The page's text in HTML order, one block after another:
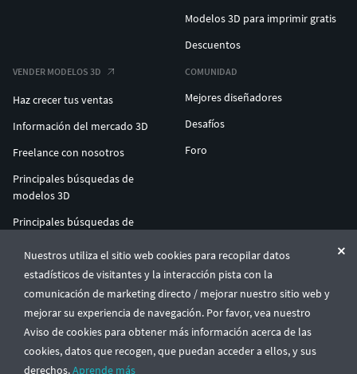
Nuestros utiliza el sitio web cookies para recopilar datos
estadísticos de visitantes y la interacción pista con la
comunicación de marketing directo / mejorar nuestro sitio web y
mejorar su experiencia de navegación. Por favor, vea nuestro
Aviso de cookies para obtener más información acerca de las
cookies, datos que recogen, que puedan acceder a ellos, y sus
derechos.Aprende más
Modelos 3D para imprimir gratis
Descuentos
VENDER MODELOS 3D
Haz crecer tus ventas
Información del mercado 3D
Freelance con nosotros
Principales búsquedas de
modelos 3D
Principales búsquedas de
COMUNIDAD
Mejores diseñadores
Desafíos
Foro
ENTERPRISE 3D AT SCALE
© CGTrader 2011-2026
UAB CGTrader, Antakalnio st. 17, Vilnius, Lithuania
Términos y condicionesPolítica de privacidad🇪🇸 Español